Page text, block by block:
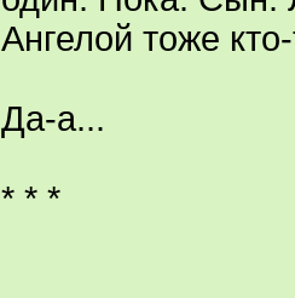
Ангелой тоже
Да-а...
* * *